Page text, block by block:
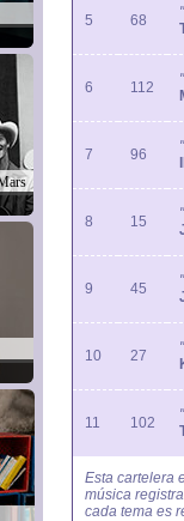
Esta cartelera
música
cada tema es
5 68
6 112
7 96
8 15
9 45
10 27
11 102